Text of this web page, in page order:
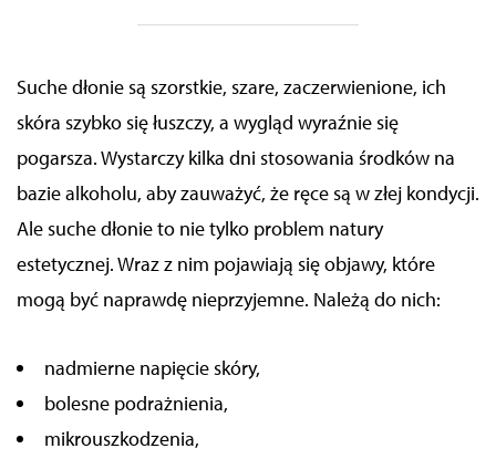
Suche dłonie są szorstkie, szare, zaczerwienione, ich
skóra szybko się łuszczy, a wygląd wyraźnie się
pogarsza. Wystarczy kilka dni stosowania środków na
bazie alkoholu, aby zauważyć, że ręce są w złej kondycji.
Ale suche dłonie to nie tylko problem natury
estetycznej. Wraz z nim pojawiają się objawy, które
mogą być naprawdę nieprzyjemne. Należą do nich:
nadmierne napięcie skóry,
bolesne podrażnienia,
mikrouszkodzenia,